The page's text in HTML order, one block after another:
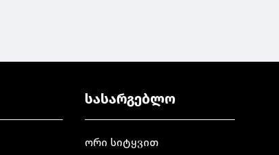
სასარგებლო
ორი სიტყვით